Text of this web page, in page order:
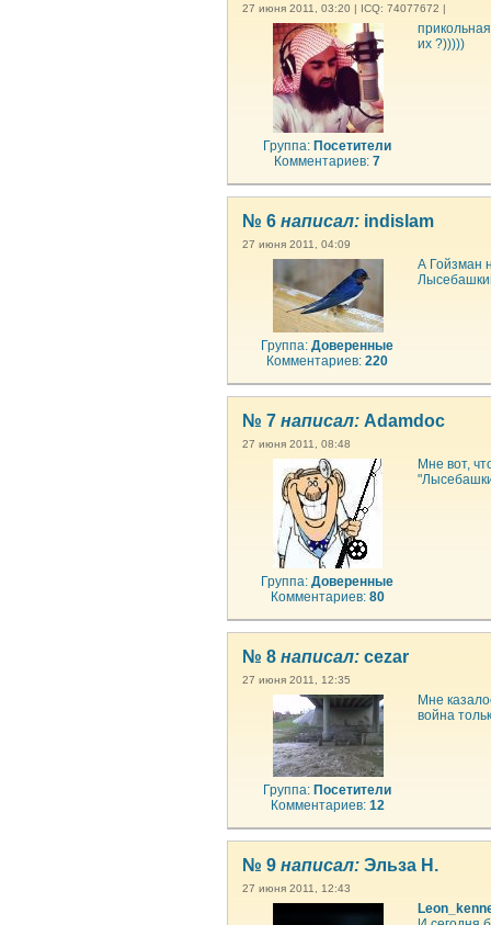
27 июня 2011, 03:20 | ICQ: 74077672 |
Группа: Посетители
Комментариев:7
их ?)))))
№ 6 написал: indislam
27 июня 2011, 04:09
Группа:Доверенные
Комментариев:220
А Гойзман
№ 7 написал: Adamdoc
27 июня 2011, 08:48
Группа:Доверенные
Комментариев: 80
Мне вот,
№ 8 написал: cezar
27 июня 2011, 12:35
Группа: Посетители
Комментариев: 12
Мне
война
№ 9 написал: Эльза Н.
27 июня 2011, 12:43